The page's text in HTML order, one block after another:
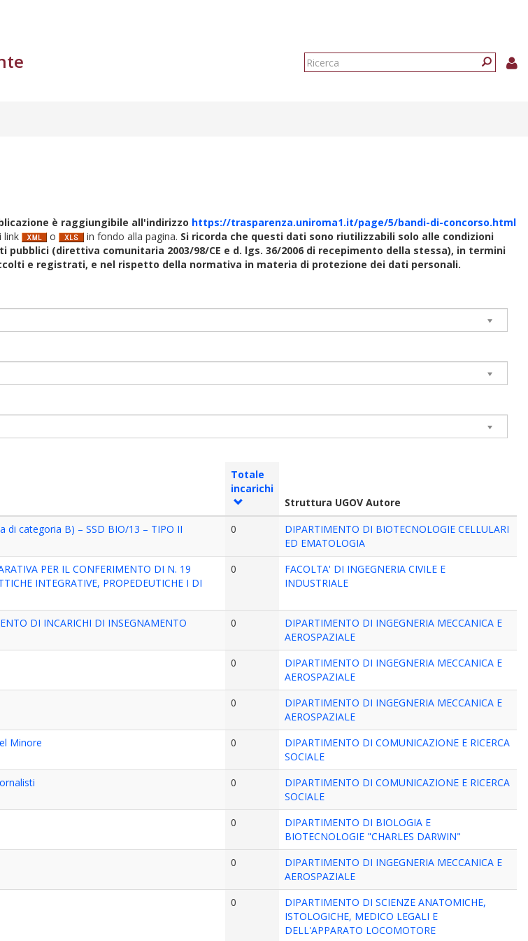
Form
è raggiungibile all'indirizzo https://trasparenza.uniroma1.it/page/5/bandi-di-concorso.html
link
o in fondo alla pagina. Si ricorda che questi dati sono riutilizzabili solo alle condizioni
(direttiva comunitaria 2003/98/CE e d. lgs. 36/2006 di recepimento della stessa), in termini
e registrati, e nel rispetto della normativa in materia di protezione dei dati personali.
Totale
incarichi
Struttura UGOV Autore
di categoria B) – SSD BIO/13 – TIPO II
0
DIPARTIMENTO DI BIOTECNOLOGIE CELLULARI
ED EMATOLOGIA
PER IL CONFERIMENTO DI N. 19
INTEGRATIVE, PROPEDEUTICHE I DI
0
FACOLTA' DI INGEGNERIA CIVILE E
INDUSTRIALE
DI INCARICHI DI INSEGNAMENTO
0
DIPARTIMENTO DI INGEGNERIA MECCANICA E
AEROSPAZIALE
0
DIPARTIMENTO DI INGEGNERIA MECCANICA E
AEROSPAZIALE
0
DIPARTIMENTO DI INGEGNERIA MECCANICA E
AEROSPAZIALE
Minore
0
DIPARTIMENTO DI COMUNICAZIONE E RICERCA
SOCIALE
0
DIPARTIMENTO DI COMUNICAZIONE E RICERCA
SOCIALE
0
DIPARTIMENTO DI BIOLOGIA E
BIOTECNOLOGIE "CHARLES DARWIN"
0
DIPARTIMENTO DI INGEGNERIA MECCANICA E
AEROSPAZIALE
0
DIPARTIMENTO DI SCIENZE ANATOMICHE,
ISTOLOGICHE, MEDICO LEGALI E
DELL'APPARATO LOCOMOTORE